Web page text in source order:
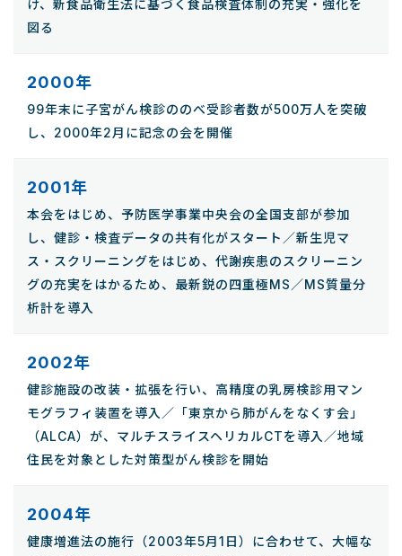
け、新食品衛生法に基づく食品検査体制の充実・強化を
図る
2000年
99年末に子宮がん検診ののべ受診者数が500万人を突破
し、2000年2月に記念の会を開催
2001年
本会をはじめ、予防医学事業中央会の全国支部が参加
し、健診・検査データの共有化がスタート／新生児マ
ス・スクリーニングをはじめ、代謝疾患のスクリーニン
グの充実をはかるため、最新鋭の四重極MS／MS質量分
析計を導入
2002年
健診施設の改装・拡張を行い、高精度の乳房検診用マン
モグラフィ装置を導入／「東京から肺がんをなくす会」
（ALCA）が、マルチスライスヘリカルCTを導入／地域
住民を対象とした対策型がん検診を開始
2004年
健康増進法の施行（2003年5月1日）に合わせて、大幅な